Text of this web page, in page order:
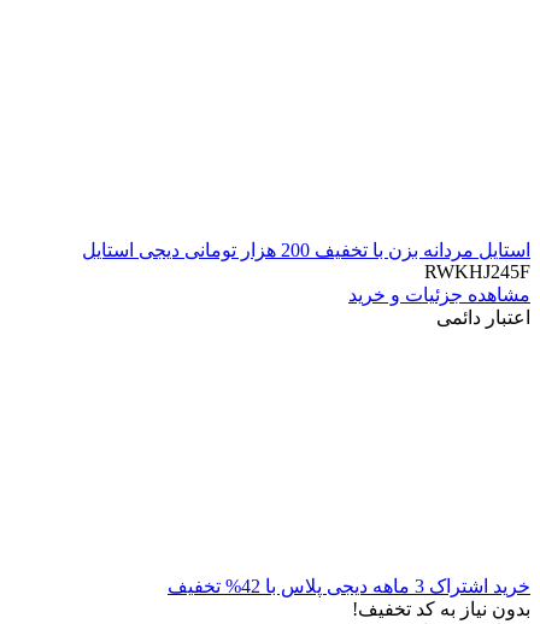
استایل مردانه بزن با تخفیف 200 هزار تومانی دیجی استایل
RWKHJ245F
مشاهده جزئیات و خرید
اعتبار دائمی
خرید اشتراک 3 ماهه دیجی پلاس با 42% تخفیف
بدون نیاز به کد تخفیف!